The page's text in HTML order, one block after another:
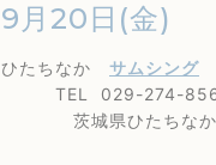
9月20日(金)
ひたちなか サムシング
TEL 029-274-
茨城県ひたちなか市